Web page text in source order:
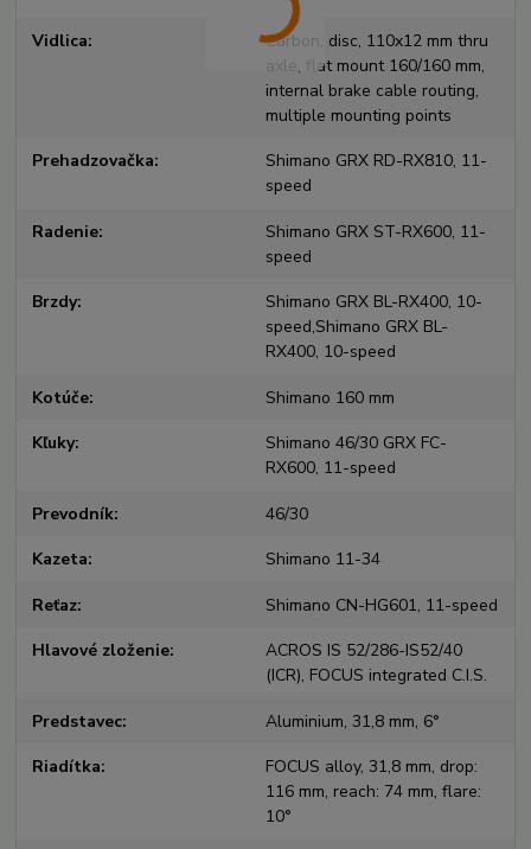
Vidlica
Carbon, disc, 110x12 mm thru
axle, flat mount 160/160 mm,
internal brake cable routing,
multiple mounting points
Prehadzovačka
Shimano GRX RD-RX810, 11-
speed
Radenie
Shimano GRX ST-RX600, 11-
speed
Brzdy
Shimano GRX BL-RX400, 10-
speed,Shimano GRX BL-
RX400, 10-speed
Kotúče Shimano 160 mm
Kľuky
Shimano 46/30 GRX FC-
RX600, 11-speed
Prevodník 46/30
Kazeta Shimano 11-34
Reťaz Shimano CN-HG601, 11-speed
Hlavové zloženie
ACROS IS 52/286-IS52/40
(ICR), FOCUS integrated C.I.S.
Predstavec Aluminium, 31,8 mm, 6°
Riadítka
FOCUS alloy, 31,8 mm, drop:
116 mm, reach: 74 mm, flare:
10°